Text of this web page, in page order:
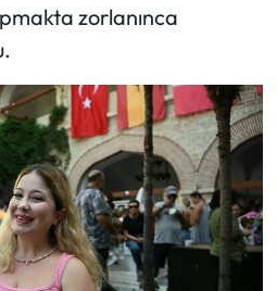
zorlanınca